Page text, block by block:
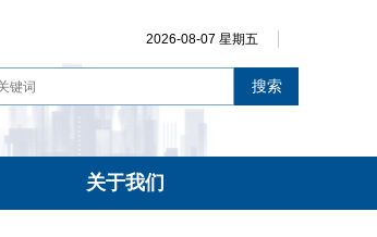
2026-08-07 星期五
搜索
关于我们